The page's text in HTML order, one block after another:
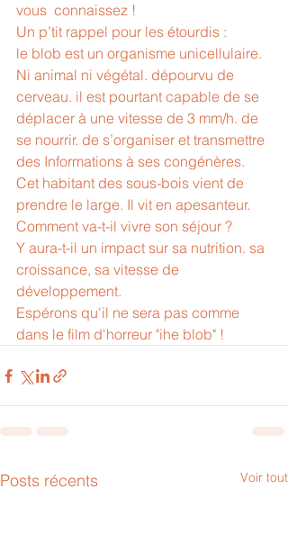
vous  connaissez !
Un p’tit rappel pour les étourdis :
le blob est un organisme unicellulaire.
Ni animal ni végétal. dépourvu de
cerveau. il est pourtant capable de se
déplacer à une vitesse de 3 mm/h. de
se nourrir. de s’organiser et transmettre
des Informations à ses congénères.
Cet habitant des sous-bois vient de
prendre le large. Il vit en apesanteur.
Comment va-t-il vivre son séjour ?
Y aura-t-il un impact sur sa nutrition. sa
croissance, sa vitesse de
développement.
Espérons qu'il ne sera pas comme
dans le film d'horreur "ihe blob" !
Posts récents Voir tout